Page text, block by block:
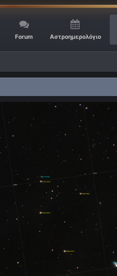
Forum Αστροημερολόγιο